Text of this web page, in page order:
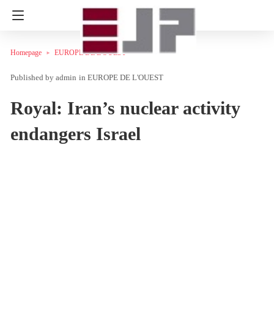
Homepage EUROPE DE L'OUEST
admin in EUROPE DE L'OUEST
Royal: Iran’s nuclear activity
endangers Israel